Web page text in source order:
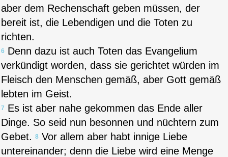
aber dem Rechenschaft geben müssen, der
bereit ist, die Lebendigen und die Toten zu
richten.
6 Denn dazu ist auch Toten das Evangelium
verkündigt worden, dass sie gerichtet würden im
Fleisch den Menschen gemäß, aber Gott gemäß
lebten im Geist.
7 Es ist aber nahe gekommen das Ende aller
Dinge. So seid nun besonnen und nüchtern zum
Gebet. 8 Vor allem aber habt innige Liebe
untereinander; denn die Liebe wird eine Menge